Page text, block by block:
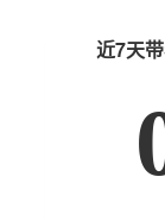
近7天